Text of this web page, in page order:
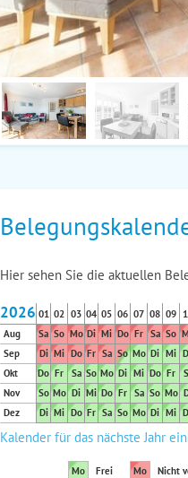
Hier sehen Sie die aktuellen
2026 01 02 03 04 05 06 07 08 09
Aug
Sa So Mo Di Mi Do Fr Sa So
Sep
Di Mi Do Fr Sa So Mo Di Mi
Okt
Do Fr Sa So Mo Di Mi Do Fr
Nov
So Mo Di Mi Do Fr Sa So Mo
Dez
Di Mi Do Fr Sa So Mo Di Mi
Kalender für das nächste Jahr
Mo Frei Mo Nicht